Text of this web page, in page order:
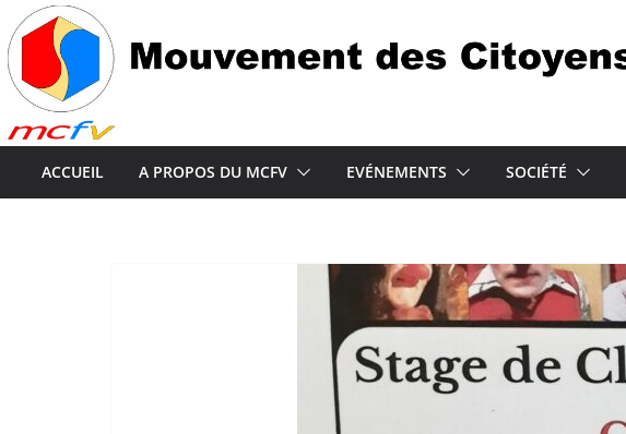
Passer
au
contenu
ACCUEIL A PROPOS DU MCFV EVÉNEMENTS SOCIÉTÉ